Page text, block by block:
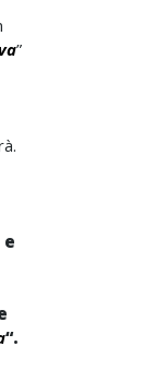
”
“.